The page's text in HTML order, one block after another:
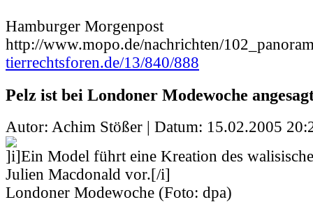
Hamburger Morgenpost
http://www.mopo.de/nachrichten/
tierrechtsforen.de/13/840/888
Pelz ist bei Londoner Modewoche
Autor: Achim Stößer | Datum: 15.02.2005
]i]Ein Model führt eine Kreation des
Julien Macdonald vor.[/i]
Londoner Modewoche (Foto: dpa)